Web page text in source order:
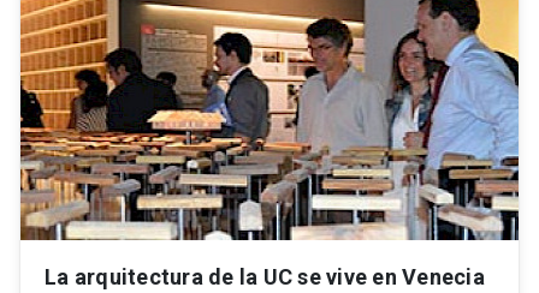
Vinculación
Universidad
Información para keyboard_arrow_down
Futuros estudiantes
Go to english site launch
La arquitectura de la UC se vive en Venecia